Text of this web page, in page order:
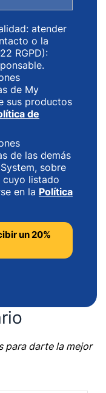
atender
o la
RGPD):
de My
sus productos
de
de las demás
sobre
cuyo listado
en la Política
para darte la mejor